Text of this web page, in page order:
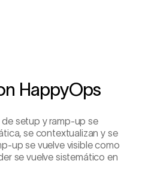
HappyOps
setup y ramp-up se
se contextualizan y se
up se vuelve visible como
se vuelve sistemático en